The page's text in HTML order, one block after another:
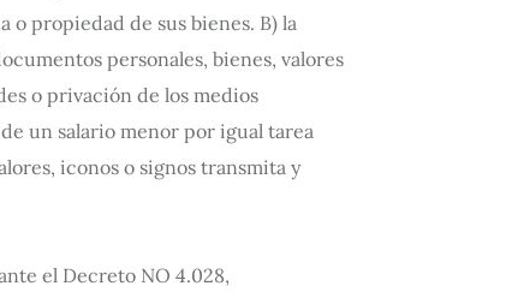
o propiedad de sus bienes. B) la
personales, bienes, valores
o privación de los medios
un salario menor por igual tarea
iconos o signos transmita y
el Decreto NO 4.028,